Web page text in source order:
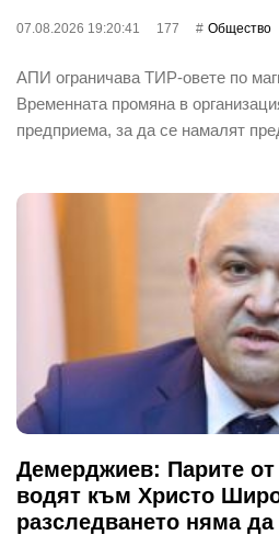
07.08.2026 19:20:41 177 Общество
АПИ ограничава ТИР-овете по
Временната промяна в
предприема, за да се намалят
Демерджиев: Парите от
водят към Христо
разследването няма да